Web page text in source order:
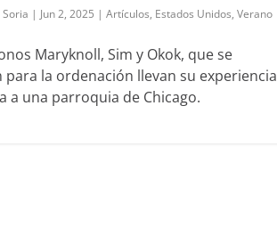
| Jun 2, 2025 | Artículos, Estados Unidos, Verano
Maryknoll, Sim y Okok, que se
para la ordenación llevan su experiencia
a una parroquia de Chicago.